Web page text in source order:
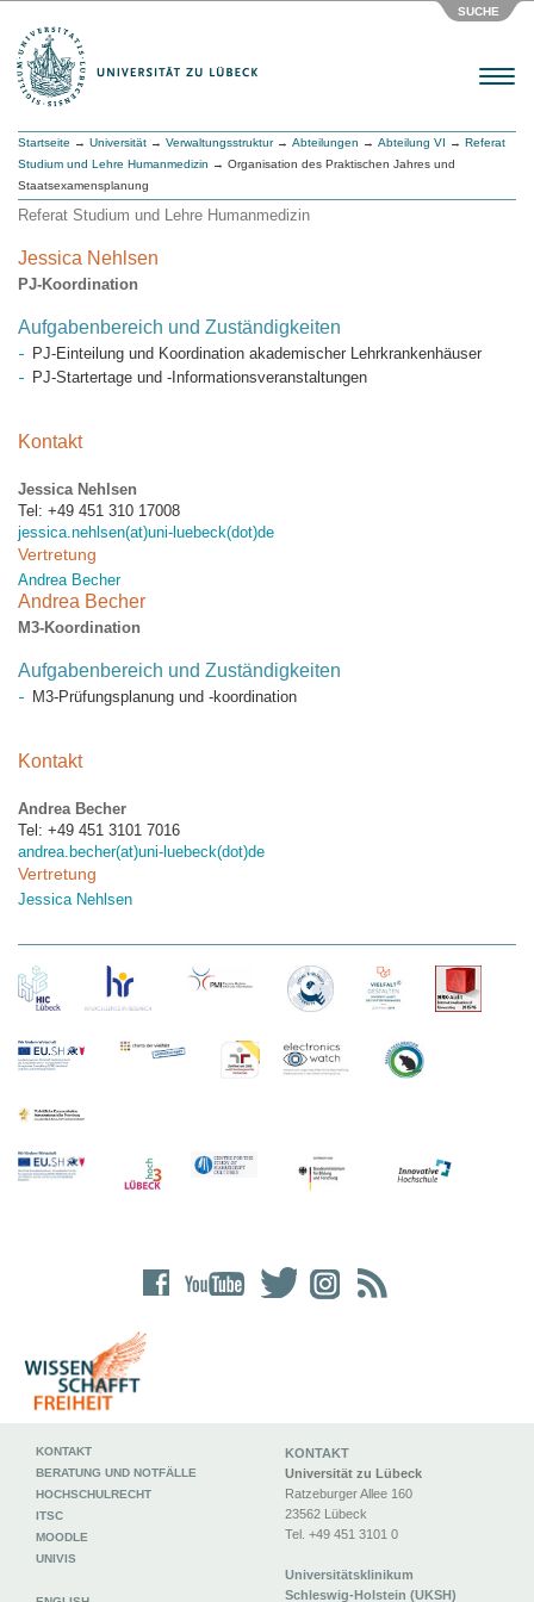
SUCHE
Menu
Startseite → Universität → Verwaltungsstruktur→ Abteilungen → Abteilung VI → Referat
Studium und Lehre Humanmedizin → Organisation des Praktischen Jahres und
Staatsexamensplanung
Referat Studium und Lehre Humanmedizin
Jessica Nehlsen
PJ-Koordination
Aufgabenbereich und Zuständigkeiten
PJ-Einteilung und Koordination akademischer Lehrkrankenhäuser
PJ-Startertage und -Informationsveranstaltungen
Kontakt
Jessica Nehlsen
Tel: +49 451 310 17008
jessica.nehlsen(at)uni-luebeck(dot)de
Vertretung
Andrea Becher
Andrea Becher
M3-Koordination
Aufgabenbereich und Zuständigkeiten
M3-Prüfungsplanung und -koordination
Kontakt
Andrea Becher
Tel: +49 451 3101 7016
andrea.becher(at)uni-luebeck(dot)de
Vertretung
Jessica Nehlsen
KONTAKT
Universität zu Lübeck
Ratzeburger Allee 160
23562 Lübeck
Tel. +49 451 3101 0
Universitätsklinikum
Schleswig-Holstein (UKSH)
KONTAKT
BERATUNG UND NOTFÄLLE
HOCHSCHULRECHT
ITSC
MOODLE
UNIVIS